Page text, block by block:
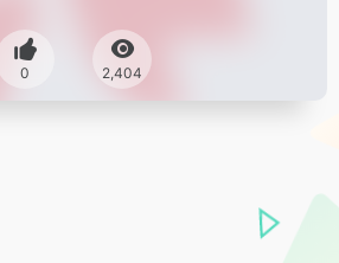
0 2,404